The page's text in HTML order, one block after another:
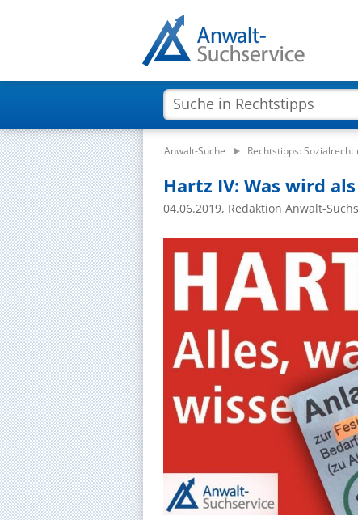
Anwalt-Suche Rechtstipps:
Hartz IV: Was wird
04.06.2019, Redaktion Anwalt-